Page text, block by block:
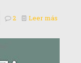
2 Leer más